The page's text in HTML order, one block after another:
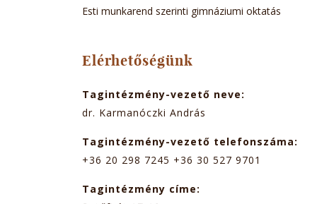
Esti munkarend szerinti gimnáziumi oktatás
Elérhetőségünk
Tagintézmény-vezető neve:
dr. Karmanóczki András
Tagintézmény-vezető telefonszáma:
+36 20 298 7245 +36 30 527 9701
Tagintézmény címe: